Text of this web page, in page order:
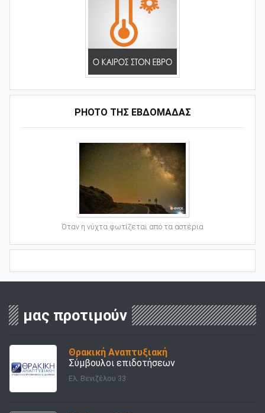
PHOTO ΤΗΣ ΕΒΔΟΜΑΔΑΣ
Όταν η νύχτα φωτίζεται από τα αστέρια
μας προτιμούν
Θρακική Αναπτυξιακή
Σύμβουλοι επιδοτήσεων
Ελ. Βενιζέλου 33